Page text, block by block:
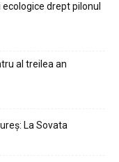
drept pilonul
al treilea an
La Sovata